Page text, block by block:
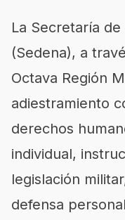
La Secretaría
(Sedena), a
Octava Región
adiestramiento
derechos
individual,
legislación
defensa